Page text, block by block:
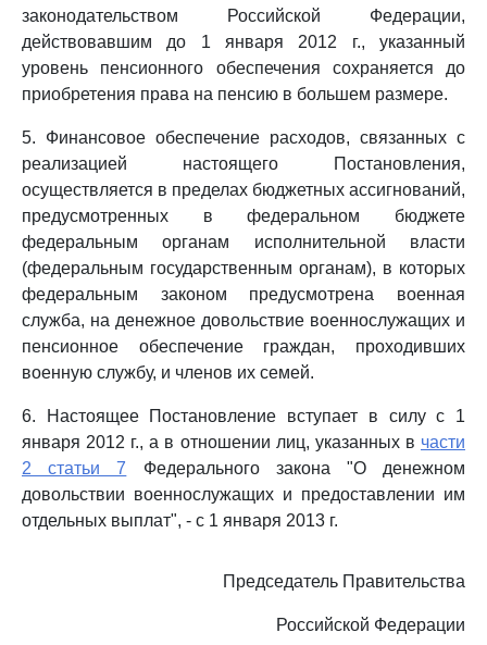
законодательством Российской Федерации,
действовавшим до 1 января 2012 г., указанный
уровень пенсионного обеспечения сохраняется до
приобретения права на пенсию в большем размере.
5. Финансовое обеспечение расходов, связанных с
реализацией настоящего Постановления,
осуществляется в пределах бюджетных ассигнований,
предусмотренных в федеральном бюджете
федеральным органам исполнительной власти
(федеральным государственным органам), в которых
федеральным законом предусмотрена военная
служба, на денежное довольствие военнослужащих и
пенсионное обеспечение граждан, проходивших
военную службу, и членов их семей.
6. Настоящее Постановление вступает в силу с 1
января 2012 г., а в отношении лиц, указанных в части
2 статьи 7 Федерального закона "О денежном
довольствии военнослужащих и предоставлении им
отдельных выплат", - с 1 января 2013 г.
Председатель Правительства
Российской Федерации